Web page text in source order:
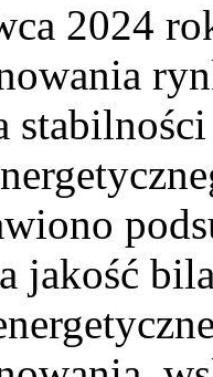
2024
jakość